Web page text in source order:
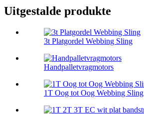
Uitgestalde produkte
3t Platgordel Webbing Sling
Handpalletvragmotors
1T Oog tot Oog Webbing Sling